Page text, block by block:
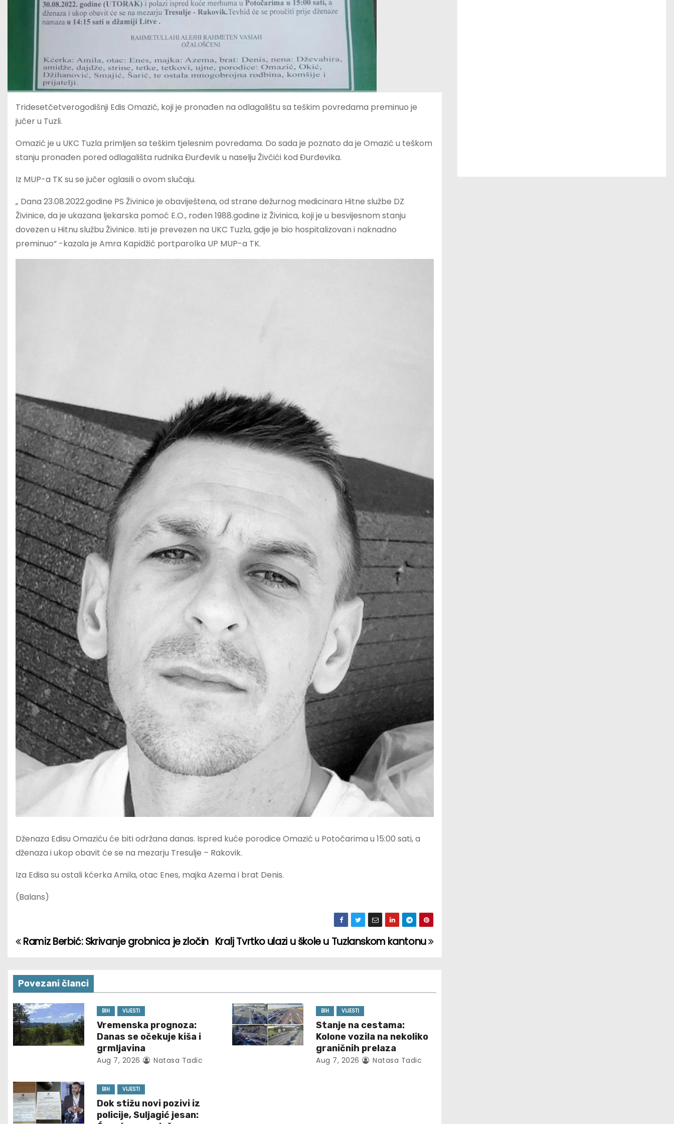
Tridesetčetverogodišnji Edis Omazić, koji je pronađen na odlagalištu sa teškim povredama preminuo je
jučer u Tuzli.
Omazić je u UKC Tuzla primljen sa teškim tjelesnim povredama. Do sada je poznato da je Omazić u teškom
stanju pronađen pored odlagališta rudnika Đurđevik u naselju Živčići kod Đurđevika.
Iz MUP-a TK su se jučer oglasili o ovom slučaju.
„ Dana 23.08.2022.godine PS Živinice je obaviještena, od strane dežurnog medicinara Hitne službe DZ
Živinice, da je ukazana ljekarska pomoć E.O., rođen 1988.godine iz Živinica, koji je u besvijesnom stanju
dovezen u Hitnu službu Živinice. Isti je prevezen na UKC Tuzla, gdje je bio hospitalizovan i naknadno
preminuo“ -kazala je Amra Kapidžić portparolka UP MUP-a TK.
Dženaza Edisu Omaziću će biti održana danas. Ispred kuće porodice Omazić u Potočarima u 15:00 sati, a
dženaza i ukop obavit će se na mezarju Tresulje – Rakovik.
Iza Edisa su ostali kćerka Amila, otac Enes, majka Azema i brat Denis.
(Balans)
P
s
t
n
a
i
g
Kralj Tvrtko ulazi u škole u Tuzlanskom kantonu
Ramiz Berbić: Skrivanje grobnica je zločin
Povezani članci
BIH VIJESTI
Vremenska prognoza:
Danas se očekuje kiša i
grmljavina
Aug 7, 2026 Natasa Tadic
BIH VIJESTI
Stanje na cestama:
Kolone vozila na nekoliko
graničnih prelaza
Aug 7, 2026 Natasa Tadic
BIH VIJESTI
Dok stižu novi pozivi iz
policije, Suljagić jesan: